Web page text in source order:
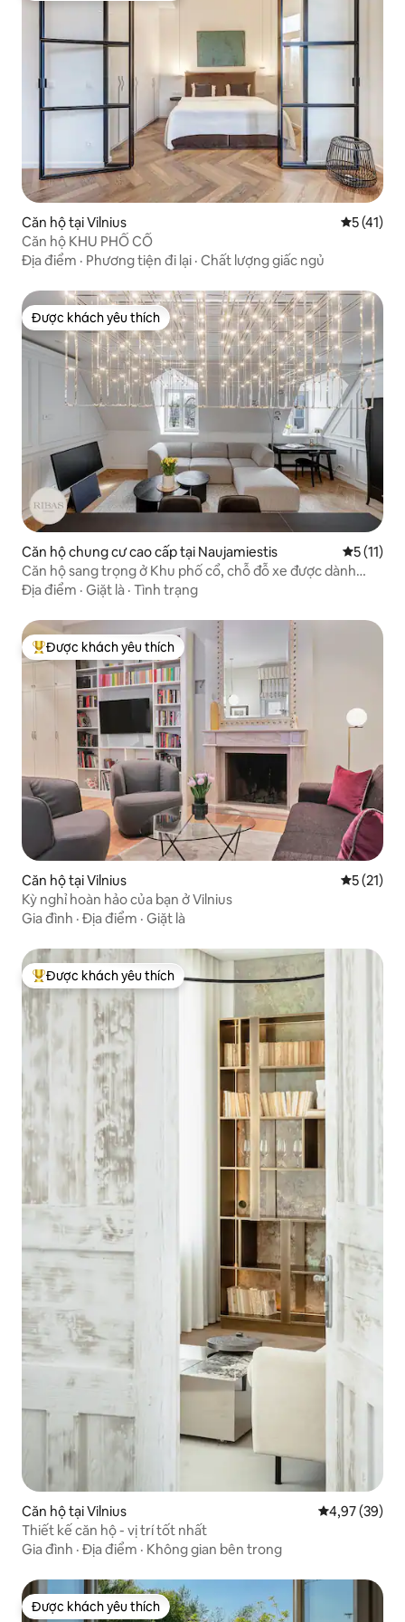
Căn hộ tại Vilnius Xếp hạng
5 (41)
Căn hộ KHU PHỐ CỔ
Địa điểm · Phương tiện đi lại · Chất lượng giấc ngủ
Được khách yêu thích
Được khách yêu thích
Căn hộ chung cư cao cấp tại Naujamiestis Xếp hạng
5 (11)
Căn hộ sang trọng ở Khu phố cổ, chỗ đỗ xe được dành
riêng miễn phí
Địa điểm · Giặt là · Tình trạng
Được khách yêu thích nhất
Được khách yêu thích
Căn hộ tại Vilnius Xếp hạng
5 (21)
Kỳ nghỉ hoàn hảo của bạn ở Vilnius
Gia đình · Địa điểm · Giặt là
Được khách yêu thích nhất
Được khách yêu thích
Căn hộ tại Vilnius Xếp hạng
4,97 (39)
Thiết kế căn hộ - vị trí tốt nhất
Gia đình · Địa điểm · Không gian bên trong
Được khách yêu thích
Được khách yêu thích